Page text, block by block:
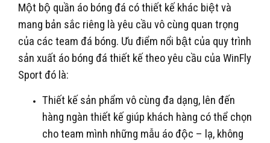
Một bộ quần áo bóng đá có thiết kế khác biệt và
mang bản sắc riêng là yêu cầu vô cùng quan trọng
của các team đá bóng. Ưu điểm nổi bật của quy trình
sản xuất áo bóng đá thiết kế theo yêu cầu của WinFly
Sport đó là:
Thiết kế sản phẩm vô cùng đa dạng, lên đến
hàng ngàn thiết kế giúp khách hàng có thể chọn
cho team mình những mẫu áo độc – lạ, không